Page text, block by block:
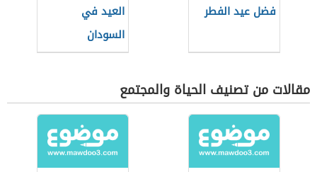
فضل عيد الفطر
العيد في
السودان
مقالات من تصنيف الحياة والمجتمع